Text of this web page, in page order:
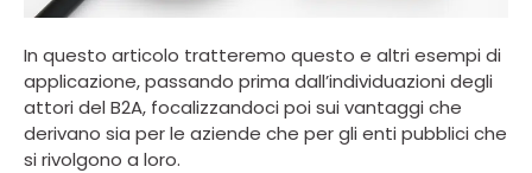
In questo articolo tratteremo questo e altri esempi di
applicazione, passando prima dall’individuazioni degli
attori del B2A, focalizzandoci poi sui vantaggi che
derivano sia per le aziende che per gli enti pubblici che
si rivolgono a loro.